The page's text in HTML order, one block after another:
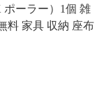
ーラー）1個 雑
料 家具 収納 座布